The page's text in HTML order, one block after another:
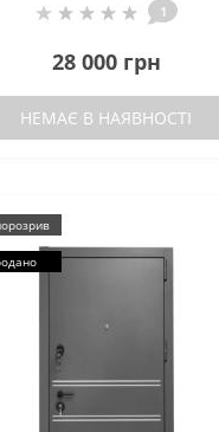
1
28 000 грн
НЕМАЄ В НАЯВНОСТІ